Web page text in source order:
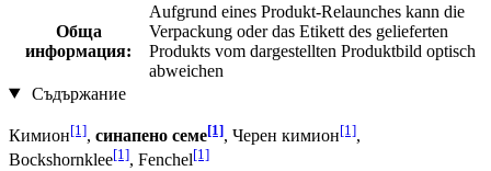
Обща
информация:
Aufgrund eines Produkt-Relaunches kann die
Verpackung oder das Etikett des gelieferten
Produkts vom dargestellten Produktbild optisch
abweichen
Съдържание
Кимион[1], синапено семе[1], Черен кимион[1],
Bockshornklee[1], Fenchel[1]